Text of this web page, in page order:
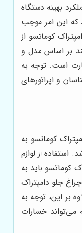
بهینه دستگاه
که این امر موجب
کوماتسو از
بر اساس مدل و
است. توجه به
و اپراتورهای
کوماتسو به
استفاده از لوازم
کوماتسو باید به
جلو دامپتراک
بر این، توجه به
می‌تواند خسارات